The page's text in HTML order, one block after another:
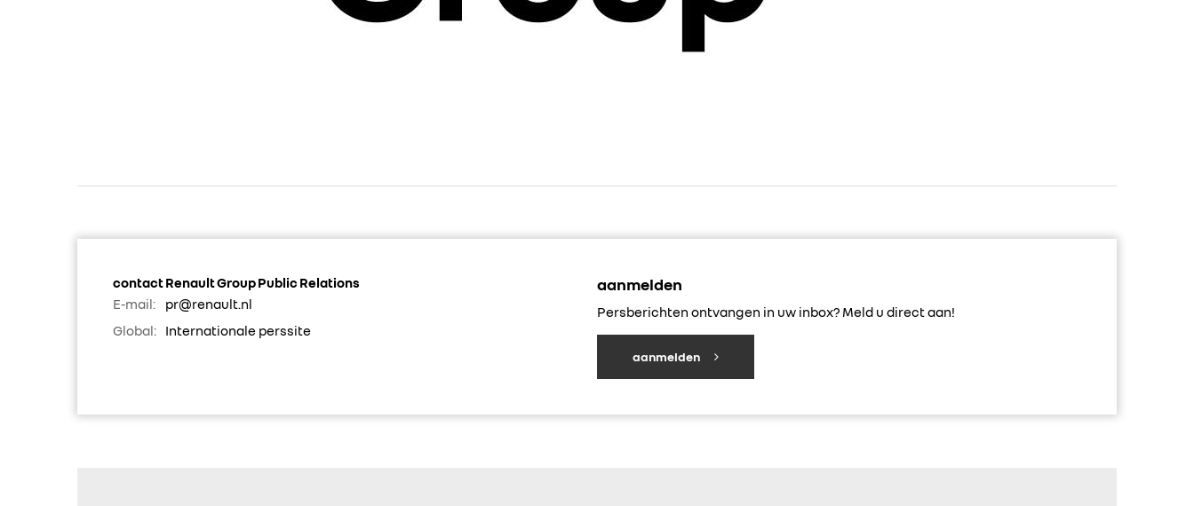
contact Renault Group Public Relations
E-mail:
pr@renault.nl
Global:
Internationale perssite
aanmelden
Persberichten ontvangen in uw inbox? Meld u direct aan!
aanmelden